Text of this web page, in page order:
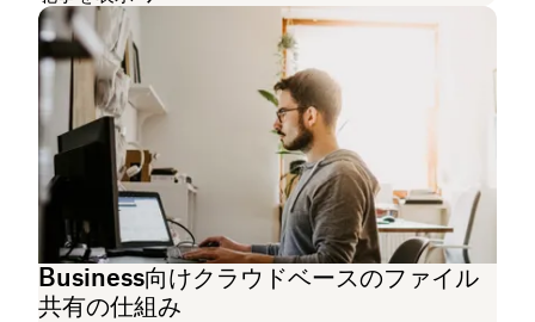
Business向けクラウドベースのファイル
共有の仕組み